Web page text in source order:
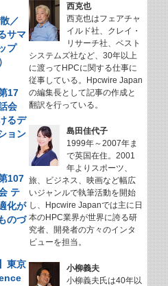
／
サマ
プ
17
会
るデ
ョン
107
テ
化が
のづ
東京
西克也
西克也はフェアチャ
イルド社、クレイ・
リサーチ社、ベスト
システムズ社など、30年以上
に渡ってHPCに関する仕事に
従事している。Hpcwire Japan
の編集長として記事の作成と
翻訳を行っている。
島田佳代子
1999年～2007年ま
で英国在住。2001
年よりスポーツ、
旅、ビジネス、映画など幅広
いジャンルで執筆活動を開始
し、Hpcwire Japanでは主に日
本のHPC業界が世界に誇る研
究者、開発者の方々のインタ
ビューを担当。
小柳義夫
小柳義夫氏は40年以